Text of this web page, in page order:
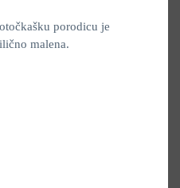
porodicu je
malena.